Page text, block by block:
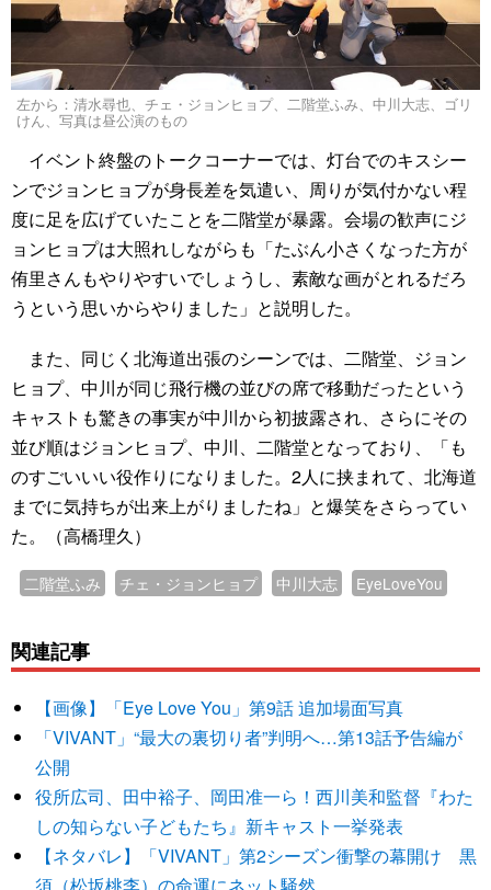
左から：清水尋也、チェ・ジョンヒョプ、二階堂ふみ、中川大志、ゴリ
けん、写真は昼公演のもの
イベント終盤のトークコーナーでは、灯台でのキスシー
ンでジョンヒョプが身長差を気遣い、周りが気付かない程
度に足を広げていたことを二階堂が暴露。会場の歓声にジ
ョンヒョプは大照れしながらも「たぶん小さくなった方が
侑里さんもやりやすいでしょうし、素敵な画がとれるだろ
うという思いからやりました」と説明した。
また、同じく北海道出張のシーンでは、二階堂、ジョン
ヒョプ、中川が同じ飛行機の並びの席で移動だったという
キャストも驚きの事実が中川から初披露され、さらにその
並び順はジョンヒョプ、中川、二階堂となっており、「も
のすごいいい役作りになりました。2人に挟まれて、北海道
までに気持ちが出来上がりましたね」と爆笑をさらってい
た。（高橋理久）
二階堂ふみ チェ・ジョンヒョプ 中川大志 EyeLoveYou
関連記事
【画像】「Eye Love You」第9話 追加場面写真
「VIVANT」“最大の裏切り者”判明へ…第13話予告編が
公開
役所広司、田中裕子、岡田准一ら！西川美和監督『わた
しの知らない子どもたち』新キャスト一挙発表
【ネタバレ】「VIVANT」第2シーズン衝撃の幕開け 黒